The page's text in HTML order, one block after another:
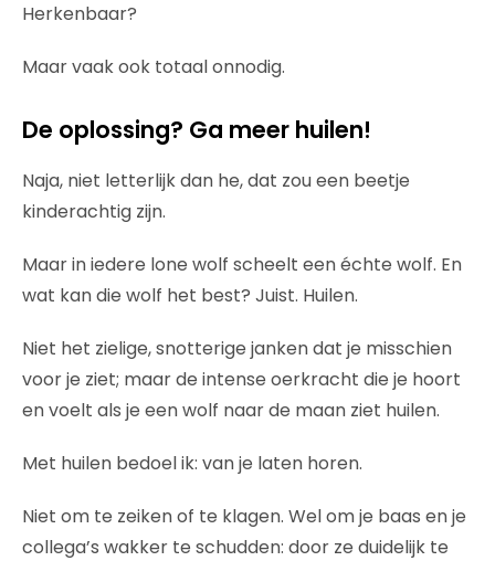
Herkenbaar?
Maar vaak ook totaal onnodig.
De oplossing? Ga meer huilen!
Naja, niet letterlijk dan he, dat zou een beetje
kinderachtig zijn.
Maar in iedere lone wolf scheelt een échte wolf. En
wat kan die wolf het best? Juist. Huilen.
Niet het zielige, snotterige janken dat je misschien
voor je ziet; maar de intense oerkracht die je hoort
en voelt als je een wolf naar de maan ziet huilen.
Met huilen bedoel ik: van je laten horen.
Niet om te zeiken of te klagen. Wel om je baas en je
collega’s wakker te schudden: door ze duidelijk te